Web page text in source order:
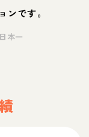
ンです。
本一